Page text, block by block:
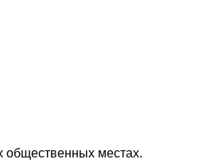
общественных местах.